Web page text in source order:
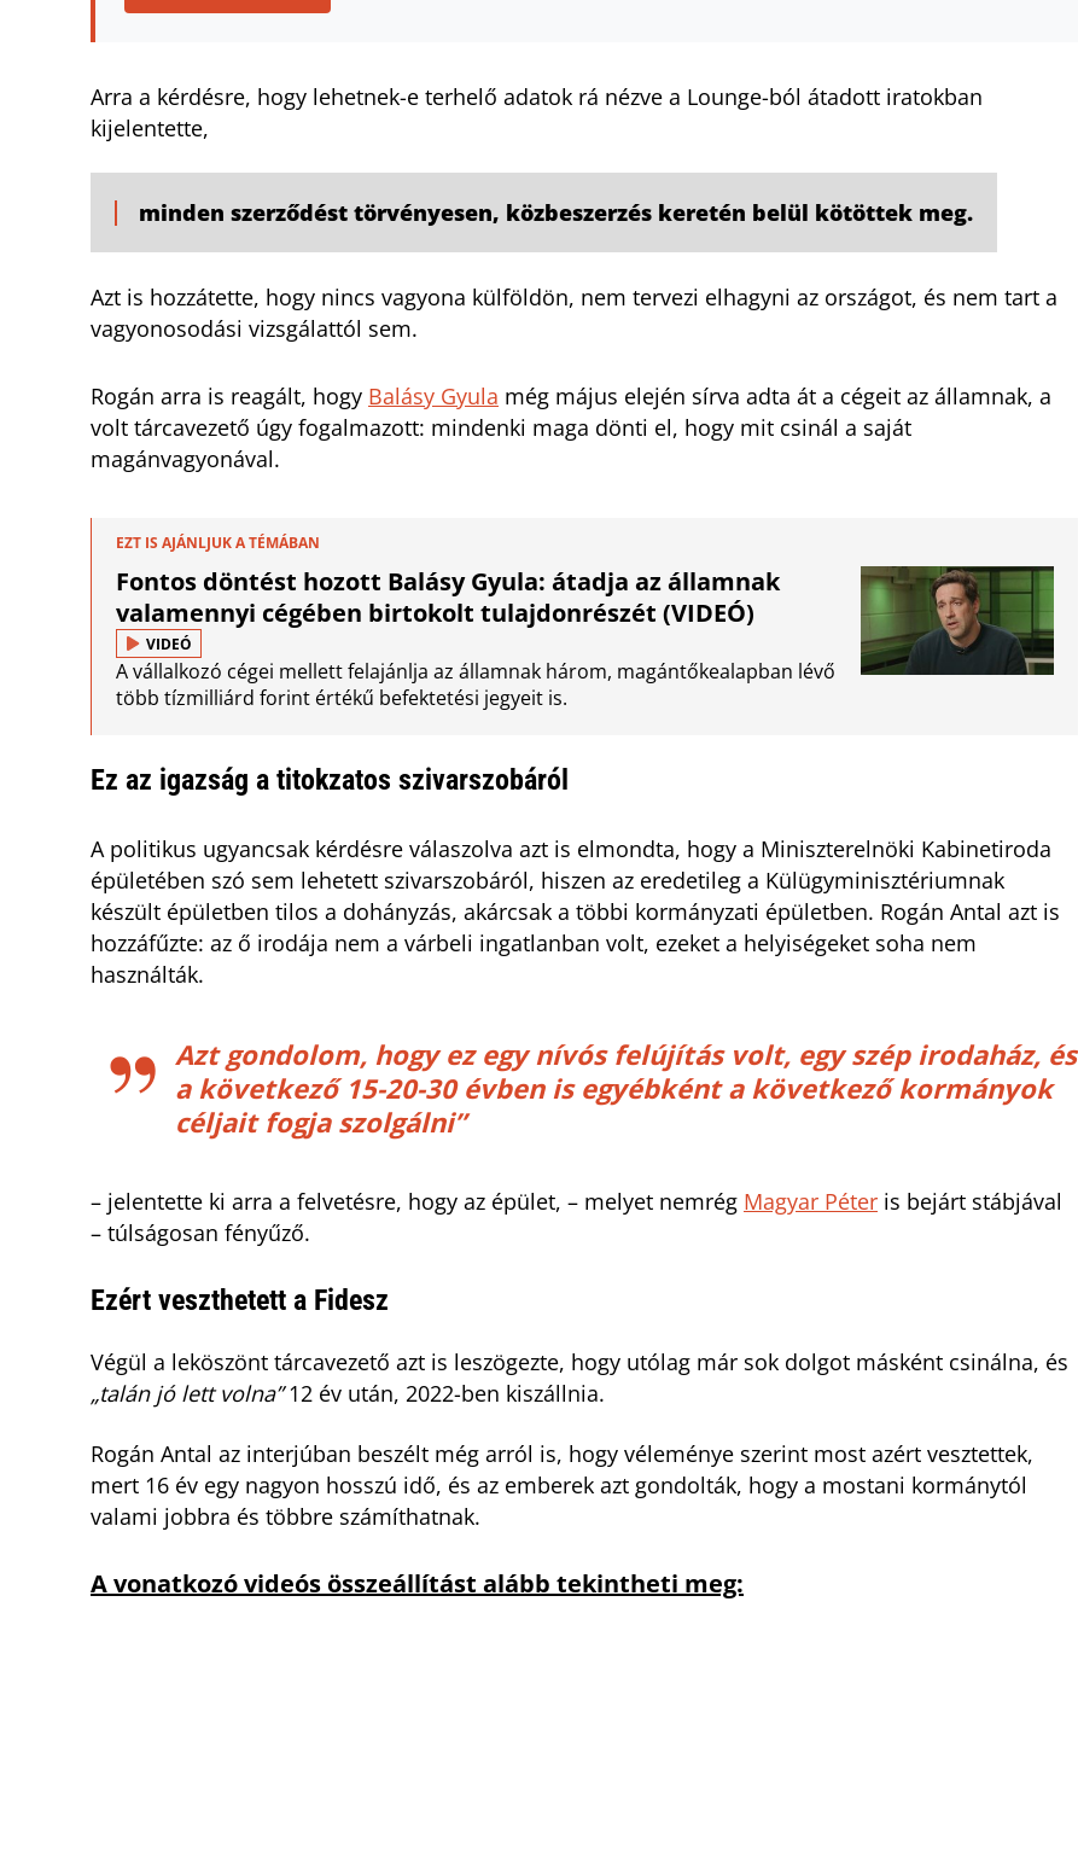
Arra a kérdésre, hogy lehetnek-e terhelő adatok rá nézve a Lounge-ból átadott iratokban
kijelentette,
minden szerződést törvényesen, közbeszerzés keretén belül kötöttek meg.
Azt is hozzátette, hogy nincs vagyona külföldön, nem tervezi elhagyni az országot, és nem tart a
vagyonosodási vizsgálattól sem.
Rogán arra is reagált, hogy Balásy Gyula még május elején sírva adta át a cégeit az államnak, a
volt tárcavezető úgy fogalmazott: mindenki maga dönti el, hogy mit csinál a saját
magánvagyonával.
EZT IS AJÁNLJUK A TÉMÁBAN
Fontos döntést hozott Balásy Gyula: átadja az államnak
valamennyi cégében birtokolt tulajdonrészét (VIDEÓ)
VIDEÓ
A vállalkozó cégei mellett felajánlja az államnak három, magántőkealapban lévő
több tízmilliárd forint értékű befektetési jegyeit is.
Ez az igazság a titokzatos szivarszobáról
A politikus ugyancsak kérdésre válaszolva azt is elmondta, hogy a Miniszterelnöki Kabinetiroda
épületében szó sem lehetett szivarszobáról, hiszen az eredetileg a Külügyminisztériumnak
készült épületben tilos a dohányzás, akárcsak a többi kormányzati épületben. Rogán Antal azt is
hozzáfűzte: az ő irodája nem a várbeli ingatlanban volt, ezeket a helyiségeket soha nem
használták.
Azt gondolom, hogy ez egy nívós felújítás volt, egy szép irodaház, és
a következő 15-20-30 évben is egyébként a következő kormányok
céljait fogja szolgálni”
– jelentette ki arra a felvetésre, hogy az épület, – melyet nemrég Magyar Péter is bejárt stábjával
– túlságosan fényűző.
Ezért veszthetett a Fidesz
Végül a leköszönt tárcavezető azt is leszögezte, hogy utólag már sok dolgot másként csinálna, és
„talán jó lett volna”12 év után, 2022-ben kiszállnia.
Rogán Antal az interjúban beszélt még arról is, hogy véleménye szerint most azért vesztettek,
mert 16 év egy nagyon hosszú idő, és az emberek azt gondolták, hogy a mostani kormánytól
valami jobbra és többre számíthatnak.
A vonatkozó videós összeállítást alább tekintheti meg: